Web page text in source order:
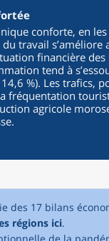
conforte, en
travail s’améliore
financière
tend à
%). Les trafics,
fréquentation
agricole
des 17 bilans
régions ici.